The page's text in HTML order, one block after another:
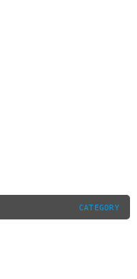
CATEGORY